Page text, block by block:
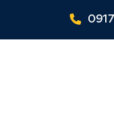
Home